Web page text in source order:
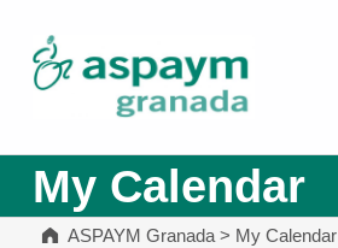
My Calendar
ASPAYM Granada> My Calendar